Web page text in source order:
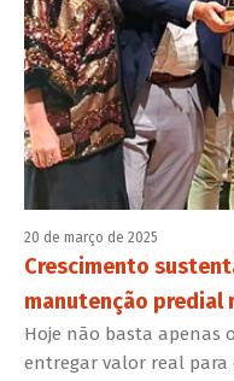
20 de março de 2025
Crescimento
manutenção predial
Hoje não basta apenas
entregar valor real para